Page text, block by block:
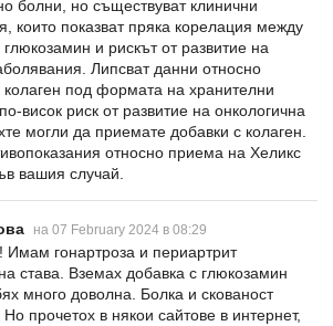
болни, но съществуват клинични
които показват пряка корелация между
и рискът от развитие на
Липсват данни относно
под формата на хранителни
висок риск от развитие на онкологична
могли да приемате добавки с колаген.
относно приема на Хеликс
вашия случай.
на 07 February 2024 в 08:29
Имам гонартроза и периартрит
става. Вземах добавка с глюкозамин
много доволна. Болка и скованост
Но прочетох в някои сайтове в интернет,